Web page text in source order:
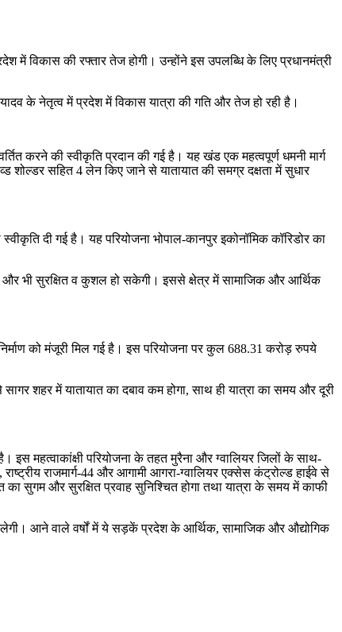
में विकास की रफ्तार तेज होगी। उन्होंने इस उपलब्धि के लिए प्रधानमंत्री
के नेतृत्व में प्रदेश में विकास यात्रा की गति और तेज हो रही है।
करने की स्वीकृति प्रदान की गई है। यह खंड एक महत्वपूर्ण धमनी मार्ग
शोल्डर सहित 4 लेन किए जाने से यातायात की समग्र दक्षता में सुधार
दी गई है। यह परियोजना भोपाल-कानपुर इकोनॉमिक कॉरिडोर का
और भी सुरक्षित व कुशल हो सकेगी। इससे क्षेत्र में सामाजिक और आर्थिक
को मंजूरी मिल गई है। इस परियोजना पर कुल 688.31 करोड़ रुपये
शहर में यातायात का दबाव कम होगा, साथ ही यात्रा का समय और दूरी
महत्वाकांक्षी परियोजना के तहत मुरैना और ग्वालियर जिलों के साथ-
राजमार्ग-44 और आगामी आगरा-ग्वालियर एक्सेस कंट्रोल्ड हाईवे से
का सुगम और सुरक्षित प्रवाह सुनिश्चित होगा तथा यात्रा के समय में काफी
आने वाले वर्षों में ये सड़कें प्रदेश के आर्थिक, सामाजिक और औद्योगिक